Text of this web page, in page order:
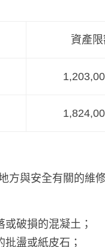
資產限
方與安全有關的維
破損的混凝土；
盪或紙皮石；